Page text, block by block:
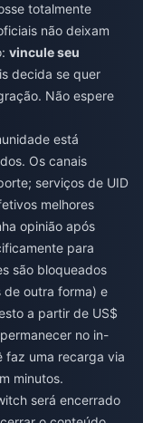
totalmente
não deixam
vincule seu
decida se quer
Não espere
está
Os canais
serviços de UID
melhores
opinião após
para
são bloqueados
outra forma) e
a partir de US$
no in-
faz uma recarga via
minutos.
será encerrado